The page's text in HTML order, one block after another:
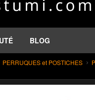
BLOG
PERRUQUES et POSTICHES